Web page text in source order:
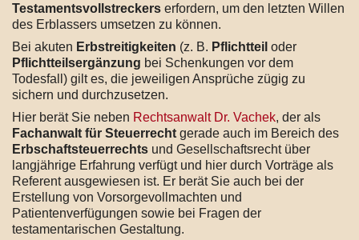
Testamentsvollstreckers erfordern, um den letzten Willen
des Erblassers umsetzen zu können.
Bei akuten Erbstreitigkeiten (z. B. Pflichtteil oder
Pflichtteilsergänzung bei Schenkungen vor dem
Todesfall) gilt es, die jeweiligen Ansprüche zügig zu
sichern und durchzusetzen.
Hier berät Sie neben Rechtsanwalt Dr. Vachek, der als
Fachanwalt für Steuerrecht gerade auch im Bereich des
Erbschaftsteuerrechts und Gesellschaftsrecht über
langjährige Erfahrung verfügt und hier durch Vorträge als
Referent ausgewiesen ist. Er berät Sie auch bei der
Erstellung von Vorsorgevollmachten und
Patientenverfügungen sowie bei Fragen der
testamentarischen Gestaltung.